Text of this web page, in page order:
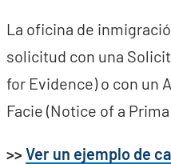
La oficina de
solicitud con una
for Evidence) o con un
Facie (Notice of a
>>Ver un ejemplo de